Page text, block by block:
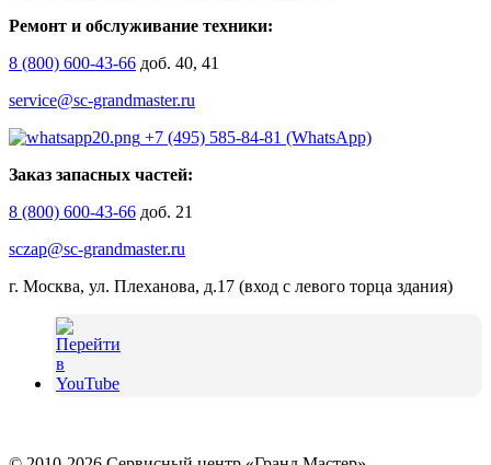
Ремонт и обслуживание техники:
8 (800) 600-43-66 доб. 40, 41
service@sc-grandmaster.ru
+7 (495) 585-84-81 (WhatsApp)
Заказ запасных частей:
8 (800) 600-43-66 доб. 21
sczap@sc-grandmaster.ru
г. Москва, ул. Плеханова, д.17 (вход с левого торца здания)